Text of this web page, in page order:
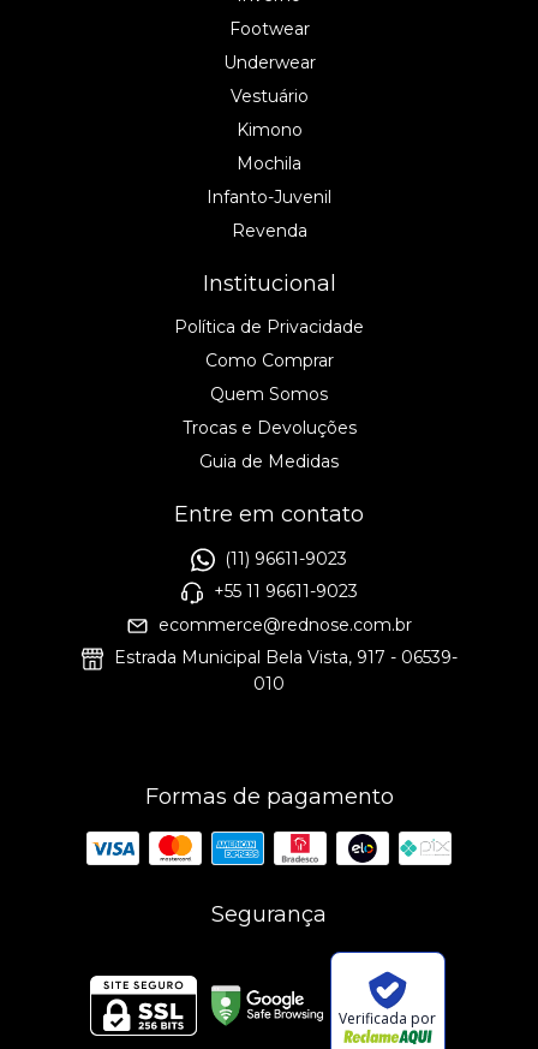
Footwear
Underwear
Vestuário
Kimono
Mochila
Infanto-Juvenil
Revenda
Institucional
Política de Privacidade
Como Comprar
Quem Somos
Trocas e Devoluções
Guia de Medidas
Entre em contato
(11) 96611-9023
+55 11 96611-9023
ecommerce@rednose.com.br
Estrada Municipal Bela Vista, 917 - 06539-
010
Formas de pagamento
Segurança
Verificada por